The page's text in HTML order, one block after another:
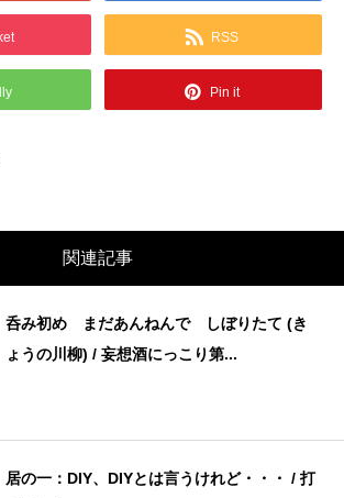
RSS
Pin it
関連記事
呑み初め まだあんねんで しぼりたて (き
ょうの川柳) / 妄想酒にっこり第...
居の一：DIY、DIYとは言うけれど・・・ / 打